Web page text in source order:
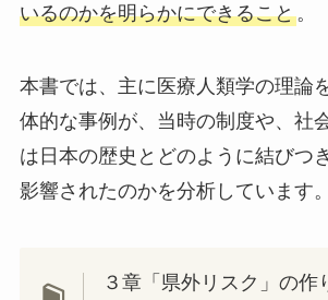
いるのかを明らかにできること。
本書では、主に医療人類学の理論
体的な事例が、当時の制度や、社
は日本の歴史とどのように結びつ
影響されたのかを分析しています。
３章「県外リスク」の作